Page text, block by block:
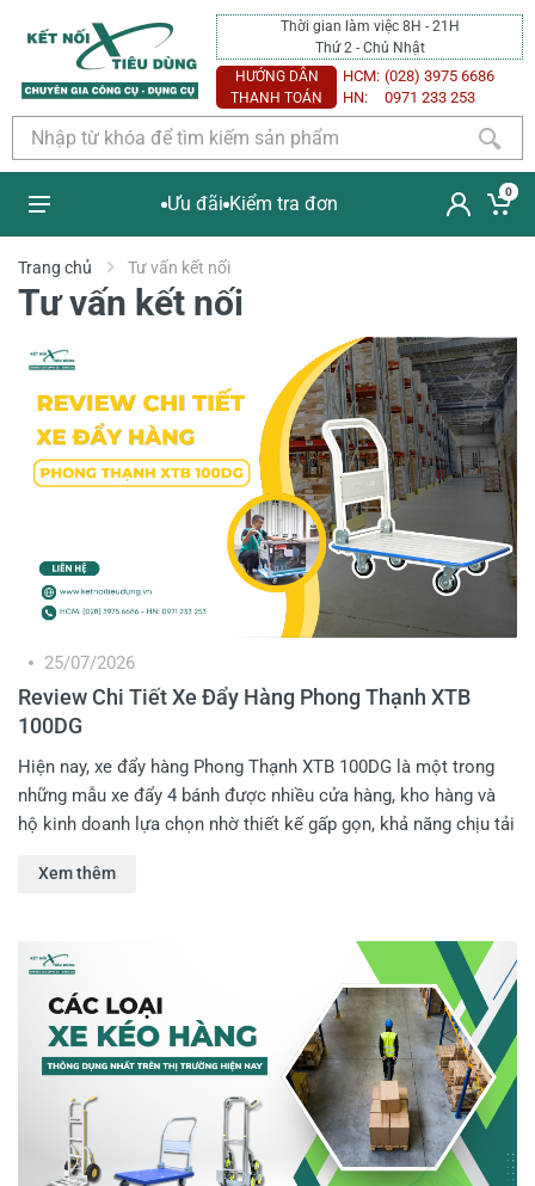
Thời gian làm việc 8H - 21H
Thứ 2 - Chủ Nhật
HƯỚNG DẪN
THANH TOÁN
HCM: (028) 3975 6686
HN:
0971 233 253
Ưu đãi Kiểm tra đơn
0
Trang chủ Tư vấn kết nối
Tư vấn kết nối
Review Chi Tiết Xe Đẩy Hàng Phong Thạnh XTB
100DG
25/07/2026
Hiện nay, xe đẩy hàng Phong Thạnh XTB 100DG là một trong
những mẫu xe đẩy 4 bánh được nhiều cửa hàng, kho hàng và
hộ kinh doanh lựa chọn nhờ thiết kế gấp gọn, khả năng chịu tải
hóa, sản phẩm còn giúp giảm đáng kể sức lao động và nâng
nhau. Anh em hãy cùng Kết Nối Tiêu Dùng review chi tiết xe
đẩy hàng Phong Thạnh XTB 100DG trong bài viết dưới đây!
Xem thêm